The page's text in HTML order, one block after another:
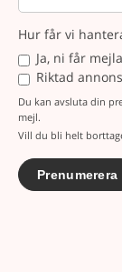
Hur får vi
Ja, ni får
Riktad
Du kan avsluta din
mejl.
Vill du bli helt